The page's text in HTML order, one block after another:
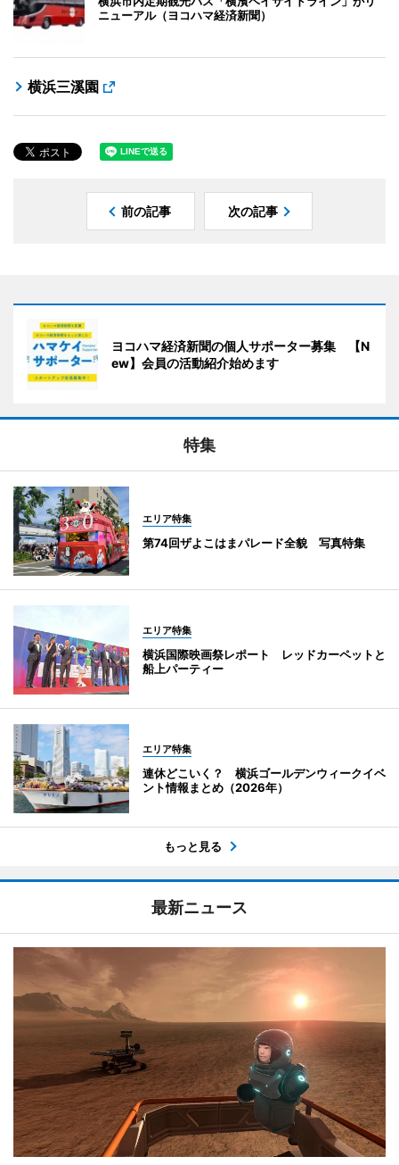
ニューアル（ヨコハマ経済新聞）
横浜三溪園
前の記事 次の記事
ヨコハマ経済新聞の個人サポーター募集 【N
ew】会員の活動紹介始めます
特集
エリア特集
第74回ザよこはまパレード全貌 写真特集
エリア特集
横浜国際映画祭レポート レッドカーペットと
船上パーティー
エリア特集
連休どこいく？ 横浜ゴールデンウィークイベ
ント情報まとめ（2026年）
もっと見る
最新ニュース